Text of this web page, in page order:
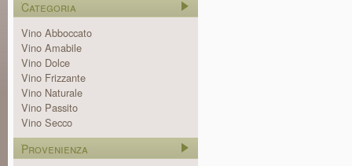
Categoria
Vino Abboccato
Vino Amabile
Vino Dolce
Vino Frizzante
Vino Naturale
Vino Passito
Vino Secco
Provenienza